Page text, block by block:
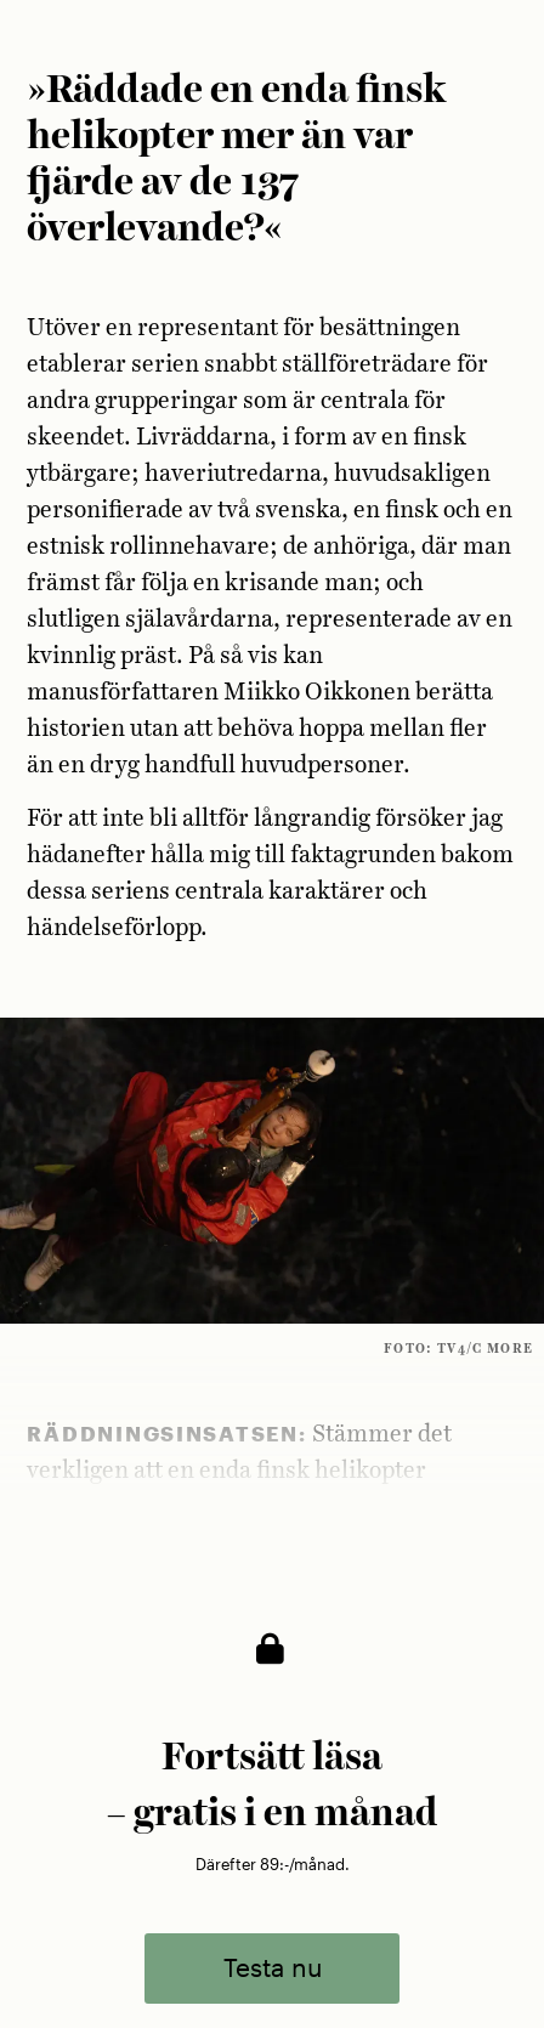
»Räddade en enda finsk
helikopter mer än var
fjärde av de 137
överlevande?«
Utöver en representant för besättningen
etablerar serien snabbt ställföreträdare för
andra grupperingar som är centrala för
skeendet. Livräddarna, i form av en finsk
ytbärgare; haveriutredarna, huvudsakligen
personifierade av två svenska, en finsk och en
estnisk rollinnehavare; de anhöriga, där man
främst får följa en krisande man; och
slutligen själavårdarna, representerade av en
kvinnlig präst. På så vis kan
manusförfattaren Miikko Oikkonen berätta
historien utan att behöva hoppa mellan fler
än en dryg handfull huvudpersoner.
För att inte bli alltför långrandig försöker jag
hädanefter hålla mig till faktagrunden bakom
dessa seriens centrala karaktärer och
händelseförlopp.
FOTO: TV4/C MORE
RÄDDNINGSINSATSEN: Stämmer det
verkligen att en enda finsk helikopter
Fortsätt läsa
– gratis i en månad
Därefter 89:-/månad.
Testa nu